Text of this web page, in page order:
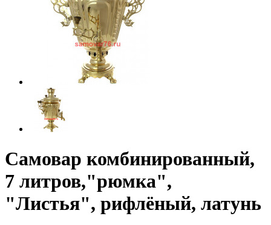
Самовар комбинированный,
7 литров,"рюмка",
"Листья", рифлёный, латунь